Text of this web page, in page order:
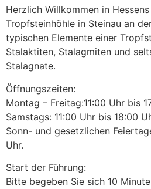
Herzlich Willkommen in
Tropfsteinhöhle in Steinau an
typischen Elemente einer
Stalaktiten, Stalagmiten und
Stalagnate.
Öffnungszeiten:
Montag – Freitag:11:00 Uhr bis
Samstags: 11:00 Uhr bis 18:00
Sonn- und gesetzlichen
Uhr.
Start der Führung:
Bitte begeben Sie sich 10